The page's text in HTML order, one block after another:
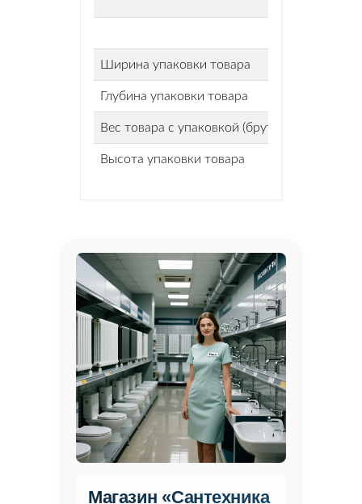
Ширина упаковки товара
Глубина упаковки товара
Вес товара с упаковкой (брутто)
Высота упаковки товара
Магазин «Сантехника